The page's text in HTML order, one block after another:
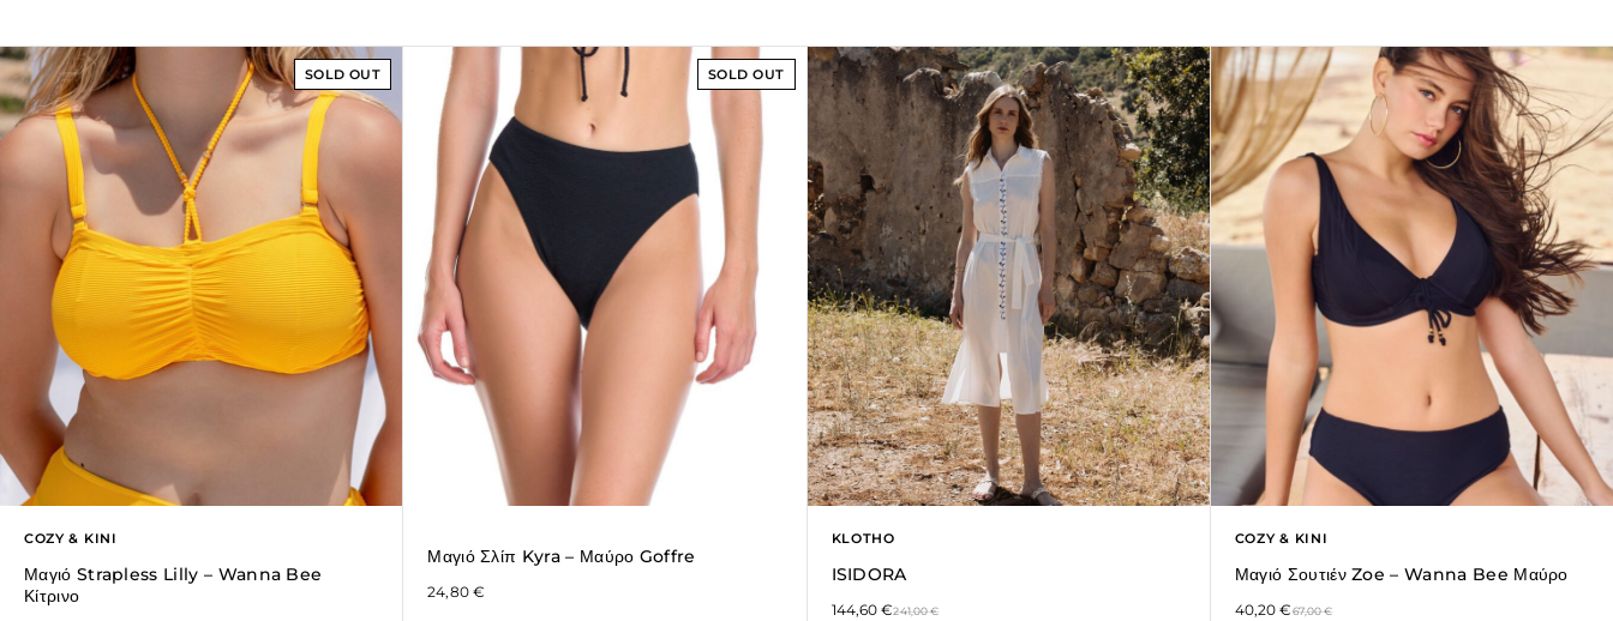
SOLD OUT
COZY & KINI
Μαγιό Strapless Lilly – Wanna Bee
Κίτρινο
SOLD OUT
Μαγιό Σλίπ Kyra – Μαύρο Goffre
24,80 €
KLOTHO
ISIDORA
241,00€
144,60€
COZY & KINI
Μαγιό Σουτιέν Zoe – Wanna Bee Μαύρο
67,00€
40,20€